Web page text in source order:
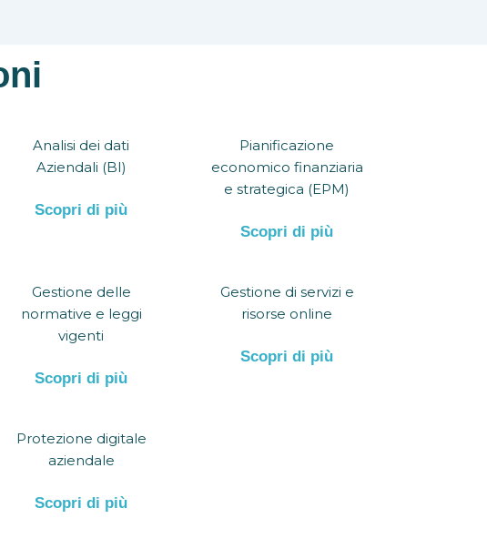
Analisi dei dati
Aziendali (BI)
Scopri di più
Pianificazione
economico finanziaria
e strategica (EPM)
Scopri di più
Gestione delle
normative e leggi
vigenti
Scopri di più
Gestione di servizi e
risorse online
Scopri di più
Protezione digitale
aziendale
Scopri di più